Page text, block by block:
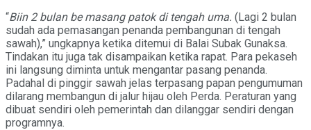
“Biin 2 bulan be masang patok di tengah uma. (Lagi 2 bulan
sudah ada pemasangan penanda pembangunan di tengah
sawah),” ungkapnya ketika ditemui di Balai Subak Gunaksa.
Tindakan itu juga tak disampaikan ketika rapat. Para pekaseh
ini langsung diminta untuk mengantar pasang penanda.
Padahal di pinggir sawah jelas terpasang papan pengumuman
dilarang membangun di jalur hijau oleh Perda. Peraturan yang
dibuat sendiri oleh pemerintah dan dilanggar sendiri dengan
programnya.